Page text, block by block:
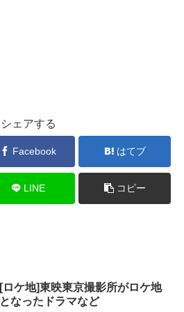
シェアする
Facebook はてブ
LINE コピー
[ロケ地]東映東京撮影所がロケ地
となったドラマなど